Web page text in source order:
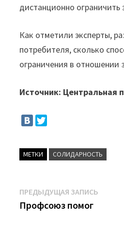
дистанционно ограничить
Как отметили эксперты,
потребителя, сколько
ограничения в отношении
Источник: Центральная
МЕТКИ СОЛИДАРНОСТЬ
Навигация
по
ПРЕДЫДУЩАЯ ЗАПИСЬ
Профсоюз помог